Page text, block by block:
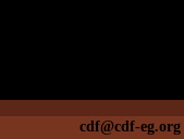
cdf@cdf-eg.org